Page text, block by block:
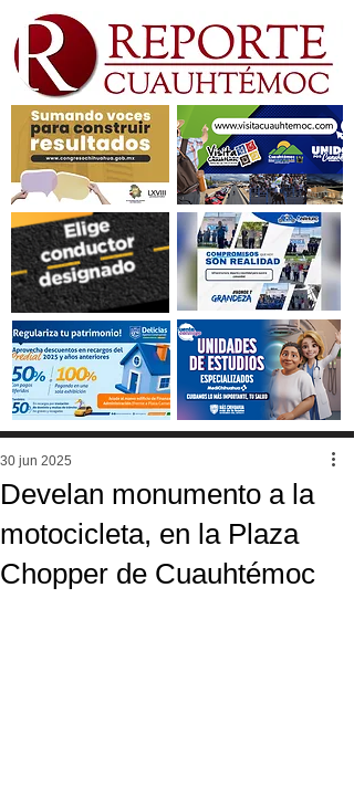
Develan monumento a la
motocicleta, en la Plaza
Chopper de Cuauhtémoc
30 jun 2025